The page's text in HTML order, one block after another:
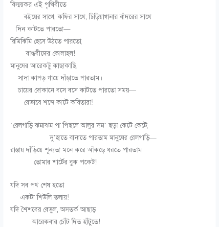
বিস্ময়কর এই পৃথিবীতে
বইয়ের সাথে, কফির সাথে, চিড়িয়াখানার বাঁদরের সাথে
দিন কাটতে পারতো—
রিমিঝিমি হেসে উঠতে পারতো,
বান্ধবীদের কোলাহল!
মানুষের আরেকটু কাছাকাছি,
সাদা কাপড় গায়ে দাঁড়াতে পারতাম।
চায়ের দোকানে বসে বসে কাটতে পারতো সময়—
যেভাবে শব্দে কাটে কবিতারা!
‘রেলগাড়ি ঝমাঝম পা পিছলে আলুর দম’ ছড়া কেটে কেটে,
দু’হাতে বানাতে পারতাম মানুষের রেলগাড়ি—
রাস্তায় দাঁড়িয়ে শূন্যতা মনে করে আঁকড়ে ধরতে পারতাম
তোমার শার্টের বুক পকেট!
যদি সব পথ শেষ হতো
একটা শিউলি তলায়!
যদি শৈশবের বেভুল, অসতর্ক আছাড়
আরেকবার চোঁট দিত হাঁটুতে!